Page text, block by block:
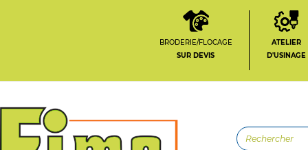
BRODERIE/FLOCAGE
SUR DEVIS
ATELIER
D'USINAGE